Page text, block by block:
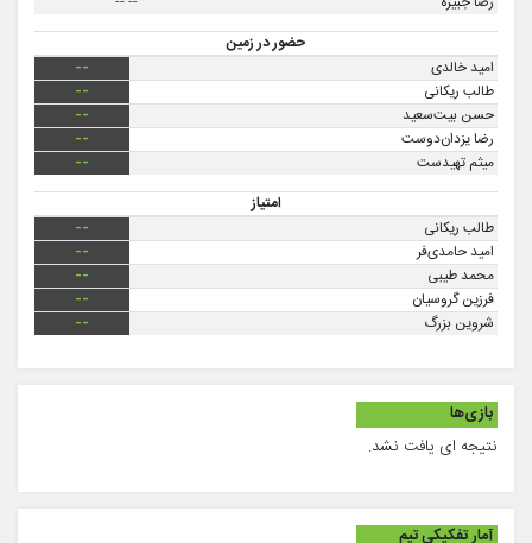
حضور در زمین
امید خالدی
--
طالب ریکانی
--
حسن بیت‌سعید
--
رضا یزدان‌دوست
--
میثم تهیدست
--
امتیاز
طالب ریکانی
--
امید حامدی‌فر
--
محمد طیبی
--
فرزین گروسیان
--
شروین بزرگ
--
بازی‌ها
نتیجه ای یافت نشد.
آمار تفکیکی تیم